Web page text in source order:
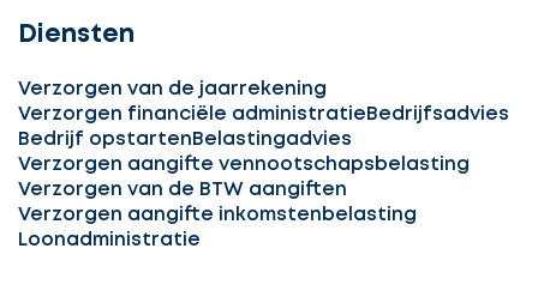
Diensten
Verzorgen van de jaarrekening
Verzorgen financiële administratie Bedrijfsadvies
Bedrijf opstarten Belastingadvies
Verzorgen aangifte vennootschapsbelasting
Verzorgen van de BTW aangiften
Verzorgen aangifte inkomstenbelasting
Loonadministratie
Ontvang
gratis
offertes